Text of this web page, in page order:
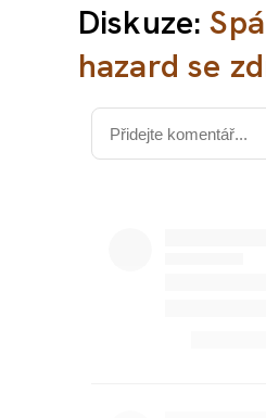
Diskuze:
hazard se